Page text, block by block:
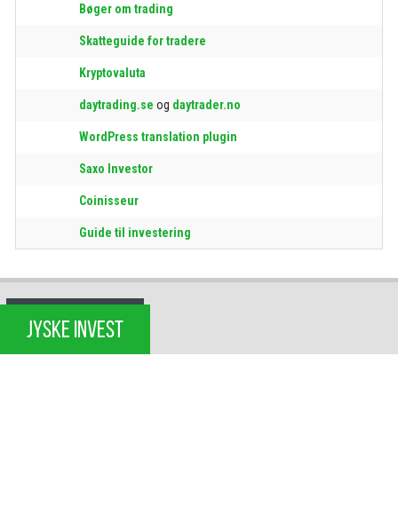
Bøger om trading
Skatteguide for tradere
Kryptovaluta
daytrading.se og daytrader.no
WordPress translation plugin
Saxo Investor
Coinisseur
Guide til investering
JYSKE INVEST